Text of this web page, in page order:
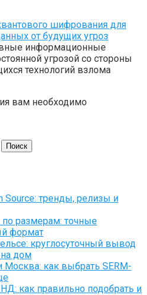
шифрования для
от будущих угроз
информационные
угрозой со стороны
технологий взлома
вам необходимо
Поиск
Source: тренды, релизы и
по размерам: точные
формат
круглосуточный вывод
дом
Москва: как выбрать SERM-
как правильно подобрать и